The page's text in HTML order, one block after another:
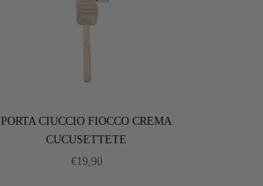
PORTA CIUCCIO FIOCCO CREMA
CUCUSETTETE
PREZZO SCONTATO
€19,90